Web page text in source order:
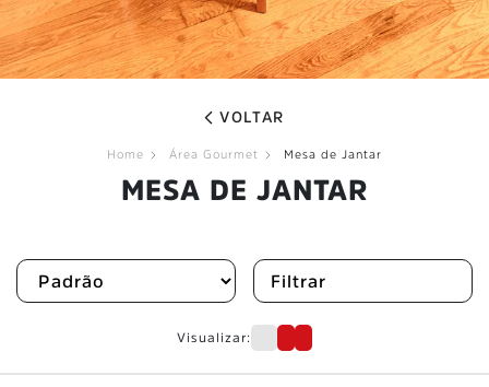
VOLTAR
Home Área Gourmet Mesa de Jantar
MESA DE JANTAR
Filtrar
Visualizar: